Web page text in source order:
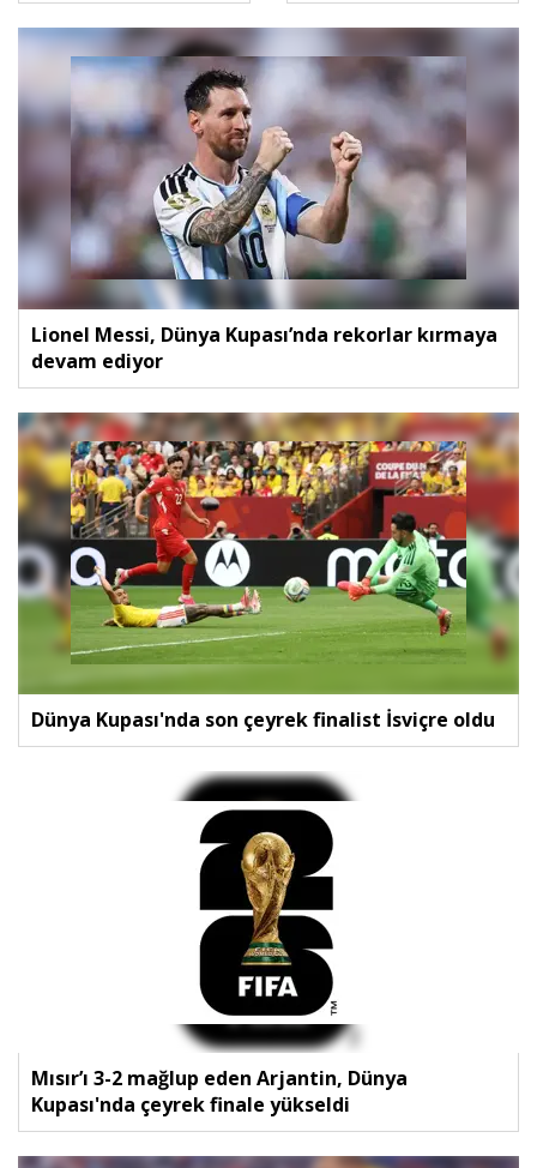
Lionel Messi, Dünya Kupası’nda rekorlar kırmaya
devam ediyor
Dünya Kupası'nda son çeyrek finalist İsviçre oldu
Mısır’ı 3-2 mağlup eden Arjantin, Dünya
Kupası'nda çeyrek finale yükseldi